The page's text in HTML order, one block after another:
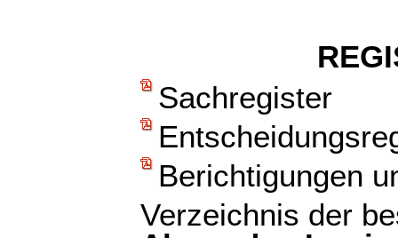
Sachregister
Berichtigungen
Verzeichnis der